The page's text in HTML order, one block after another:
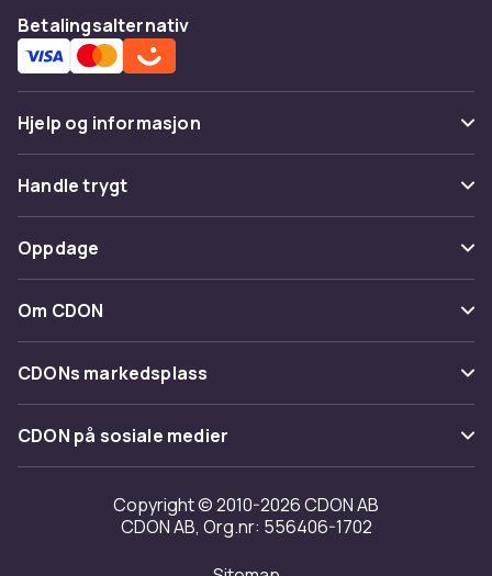
Betalingsalternativ
Hjelp og informasjon
Vanlige spørsmål
Spor pakke
Angre & returner her
Kontakt oss
Handle trygt
Betaling
Levering
Tilbakekallinger
Oppdage
Kategorier
Varemerker
Om CDON
Om oss
Kundeanmeldelser
Jobbe på CDON
Investor relations
Tilgjengelighet
CDONs markedsplass
Merchant Help Center
CDON på sosiale medier
Copyright © 2010-2026 CDON AB
CDON AB, Org.nr: 556406-1702